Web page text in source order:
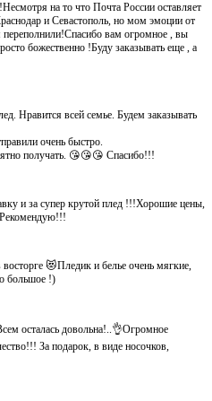
на то что Почта России оставляет
и Севастополь, но мом эмоции от
вам огромное , вы
божественно !Буду заказывать еще , а
Нравится всей семье. Будем заказывать
очень быстро.
получать. 😘😘😘 Спасибо!!!
и за супер крутой плед !!!Хорошие цены,
😻Пледик и белье очень мягкие,
большое !)
осталась довольна!..👌Огромное
За подарок, в виде носочков,